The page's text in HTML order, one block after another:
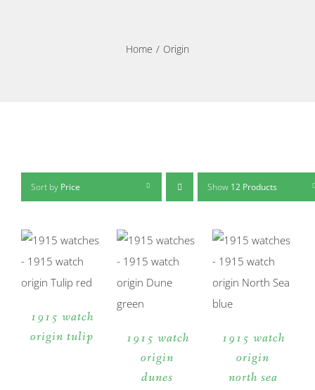
Home Origin
Sort by Price Show 12 Products
1915 watch
origin tulip
1915 watch
origin
dunes
1915 watch
origin
north sea